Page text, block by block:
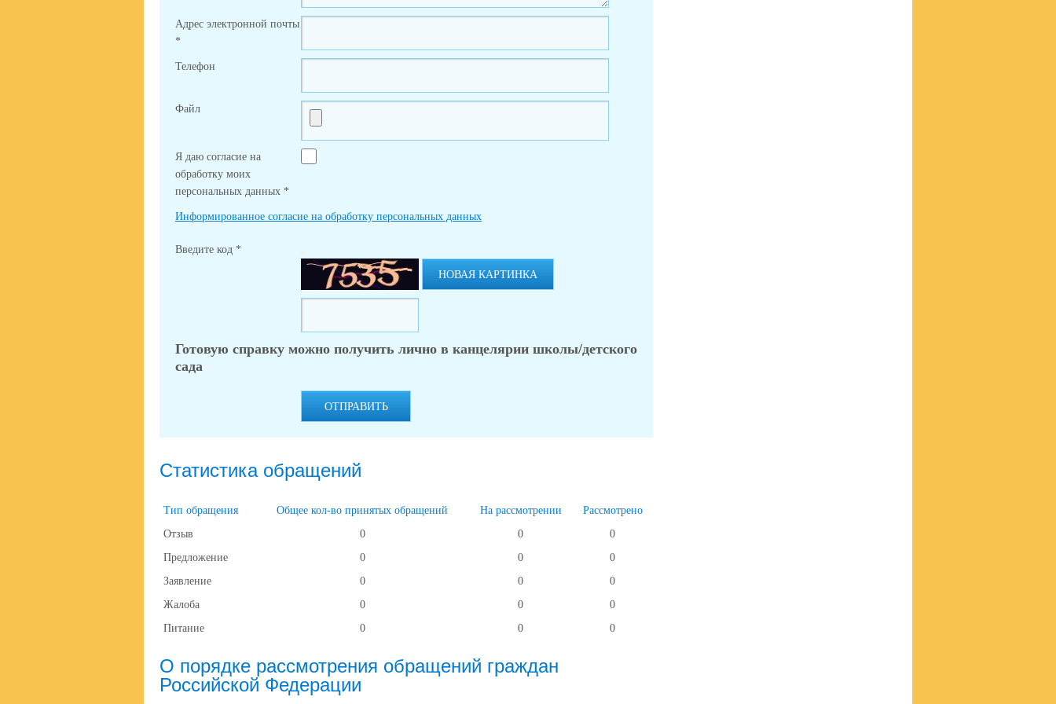
Адрес электронной почты
*
Телефон
Файл
Я даю согласие на
обработку моих
персональных данных *
Информированное согласие на обработку персональных данных
Введите код *
НОВАЯ КАРТИНКА
Готовую справку можно получить лично в канцелярии школы/детского
сада
ОТПРАВИТЬ
Статистика обращений
Тип обращения Общее кол-во принятых обращений На рассмотрении
Рассмотрено
Отзыв
0 0
0
Предложение
0 0
0
Заявление
0 0
0
Жалоба
0 0
0
Питание
0 0 0
О порядке рассмотрения обращений граждан
Российской Федерации